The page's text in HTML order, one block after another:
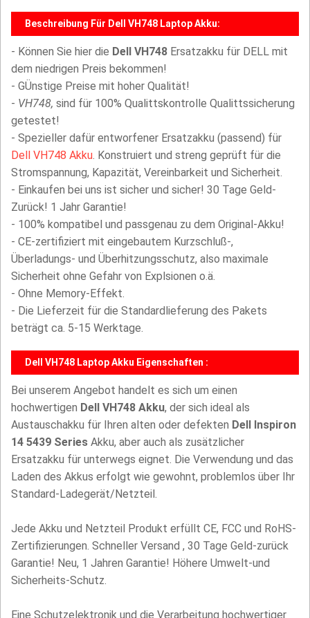
Beschreibung Für Dell VH748 Laptop Akku:
- Können Sie hier die Dell VH748 Ersatzakku für DELL mit
dem niedrigen Preis bekommen!
- GÜnstige Preise mit hoher Qualität!
- VH748, sind für 100% Qualittskontrolle Qualittssicherung
getestet!
- Spezieller dafür entworfener Ersatzakku (passend) für
Dell VH748 Akku. Konstruiert und streng geprüft für die
Stromspannung, Kapazität, Vereinbarkeit und Sicherheit.
- Einkaufen bei uns ist sicher und sicher! 30 Tage Geld-
Zurück! 1 Jahr Garantie!
- 100% kompatibel und passgenau zu dem Original-Akku!
- CE-zertifiziert mit eingebautem Kurzschluß-,
Überladungs- und Überhitzungsschutz, also maximale
Sicherheit ohne Gefahr von Explsionen o.ä.
- Ohne Memory-Effekt.
- Die Lieferzeit für die Standardlieferung des Pakets
beträgt ca. 5-15 Werktage.
Dell VH748 Laptop Akku Eigenschaften :
Bei unserem Angebot handelt es sich um einen
hochwertigen Dell VH748 Akku, der sich ideal als
Austauschakku für Ihren alten oder defekten Dell Inspiron
14 5439 Series Akku, aber auch als zusätzlicher
Ersatzakku für unterwegs eignet. Die Verwendung und das
Laden des Akkus erfolgt wie gewohnt, problemlos über Ihr
Standard-Ladegerät/Netzteil.
Jede Akku und Netzteil Produkt erfüllt CE, FCC und RoHS-
Zertifizierungen. Schneller Versand , 30 Tage Geld-zurück
Garantie! Neu, 1 Jahren Garantie! Höhere Umwelt-und
Sicherheits-Schutz.
Eine Schutzelektronik und die Verarbeitung hochwertiger